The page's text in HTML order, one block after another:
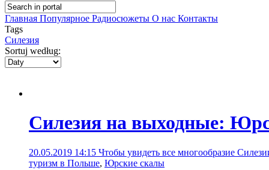
Главная Популярное Радиосюжеты О нас Контакты
Tags
Силезия
Sortuj według:
Силезия на выходные:
20.05.2019 14:15 Чтобы увидеть все многообразие
туризм в Польше, Юрские скалы